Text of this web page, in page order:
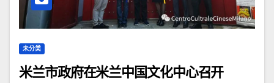
未分类
米兰市政府在米兰中国文化中心召开